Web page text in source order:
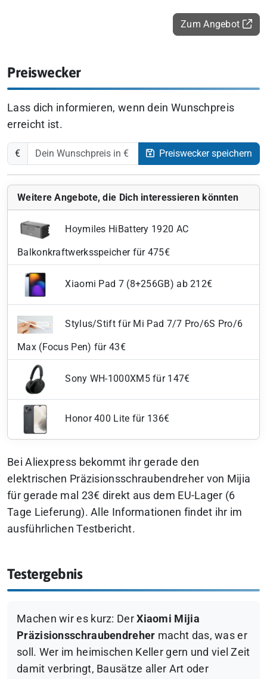
Zum Angebot
Preiswecker
Lass dich informieren, wenn dein Wunschpreis
erreicht ist.
€ Preiswecker speichern
Weitere Angebote, die Dich interessieren könnten
Hoymiles HiBattery 1920 AC
Balkonkraftwerksspeicher für 475€
Xiaomi Pad 7 (8+256GB) ab 212€
Stylus/Stift für Mi Pad 7/7 Pro/6S Pro/6
Max (Focus Pen) für 43€
Sony WH-1000XM5 für 147€
Honor 400 Lite für 136€
Bei Aliexpress bekommt ihr gerade den
elektrischen Präzisionsschraubendreher von Mijia
für gerade mal 23€ direkt aus dem EU-Lager (6
Tage Lieferung). Alle Informationen findet ihr im
ausführlichen Testbericht.
Testergebnis
Machen wir es kurz: DerXiaomi Mijia
Präzisionsschraubendreher macht das, was er
soll. Wer im heimischen Keller gern und viel Zeit
damit verbringt, Bausätze aller Art oder